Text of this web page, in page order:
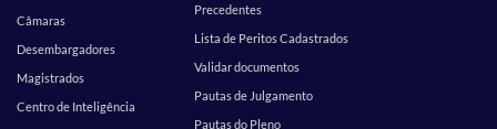
Câmaras
Desembargadores
Magistrados
Centro de Inteligência
Precedentes
Lista de Peritos Cadastrados
Validar documentos
Pautas de Julgamento
Pautas do Pleno